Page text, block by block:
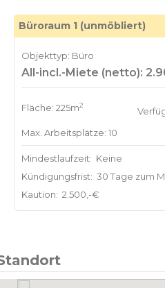
Büroraum 1 (unmöbliert)
Objekttyp: Büro
All-incl.-Miete (netto):
Fläche: 225m2
Max. Arbeitsplätze: 10
Mindestlaufzeit: Keine
Kündigungsfrist: 30 Tage zum
Kaution: 2.500,-€